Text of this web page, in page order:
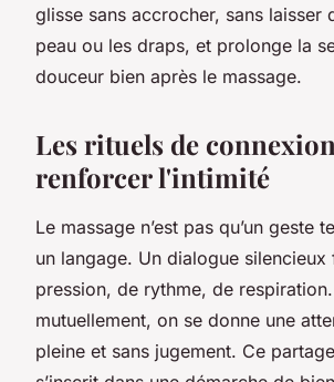
glisse sans accrocher, sans laisser
peau ou les draps, et prolonge la
douceur bien après le massage.
Les rituels de
renforcer l'intimité
Le massage n’est pas qu’un geste
un langage. Un dialogue silencieux
pression, de rythme, de
mutuellement, on se donne une
pleine et sans jugement. Ce